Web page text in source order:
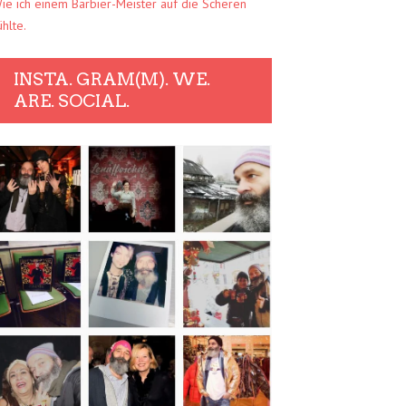
ich einem Barbier-Meister auf die Scheren
INSTA. GRAM(M). WE.
ARE. SOCIAL.